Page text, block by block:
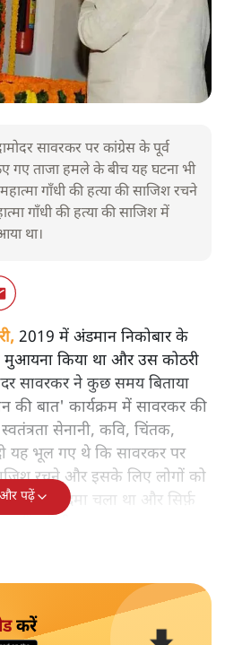
सावरकर पर कांग्रेस के पूर्व
गए ताजा हमले के बीच यह घटना भी
गाँधी की हत्या की साजिश रचने
गाँधी की हत्या की साजिश में
था।
2019 में अंडमान निकोबार के
किया था और उस कोठरी
सावरकर ने कुछ समय बिताया
की बात' कार्यक्रम में सावरकर की
सेनानी, कवि, चिंतक,
यह भूल गए थे कि सावरकर पर
रचने और इसके लिए लोगों को
पर मुक़दमा चला था और सिर्फ़
हुई थी।
और पढ़ें
करें